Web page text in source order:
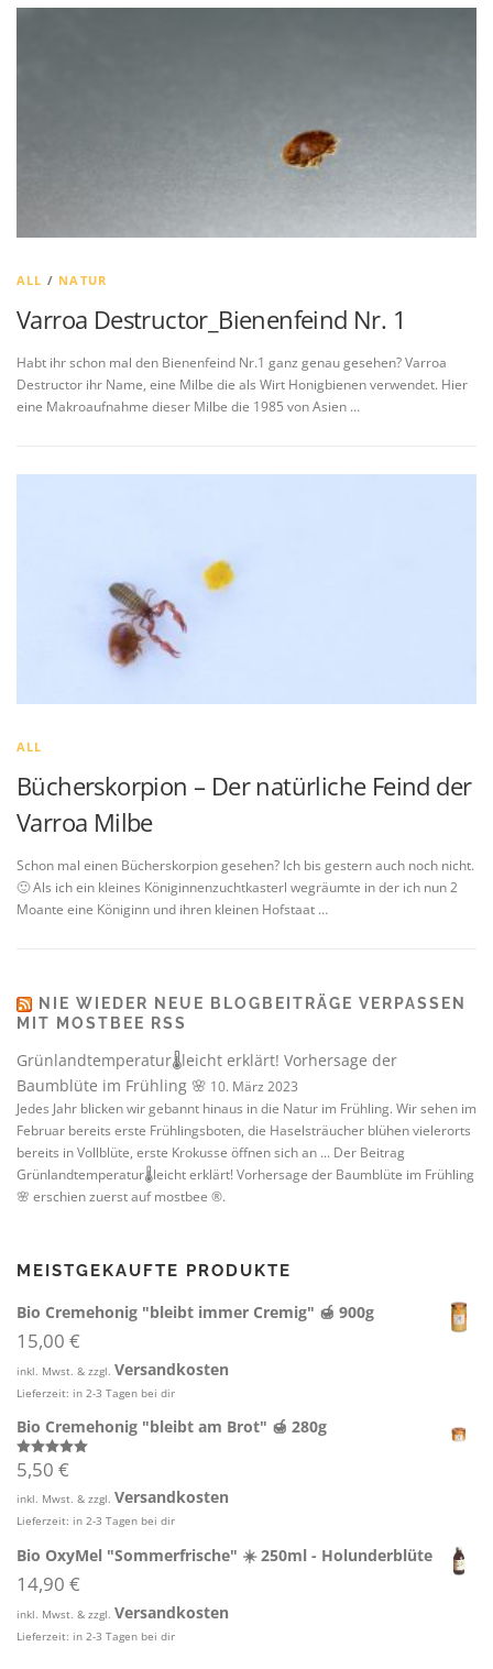
ALL / NATUR
Varroa Destructor_Bienenfeind Nr. 1
Habt ihr schon mal den Bienenfeind Nr.1 ganz genau gesehen? Varroa
Destructor ihr Name, eine Milbe die als Wirt Honigbienen verwendet. Hier
eine Makroaufnahme dieser Milbe die 1985 von Asien …
ALL
Bücherskorpion – Der natürliche Feind der
Varroa Milbe
Schon mal einen Bücherskorpion gesehen? Ich bis gestern auch noch nicht.
🙂 Als ich ein kleines Königinnenzuchtkasterl wegräumte in der ich nun 2
Moante eine Königinn und ihren kleinen Hofstaat …
NIE WIEDER NEUE BLOGBEITRÄGE VERPASSEN
MIT MOSTBEE RSS
Grünlandtemperatur🌡️leicht erklärt! Vorhersage der
Baumblüte im Frühling 🌸 10. März 2023
Jedes Jahr blicken wir gebannt hinaus in die Natur im Frühling. Wir sehen im
Februar bereits erste Frühlingsboten, die Haselsträucher blühen vielerorts
bereits in Vollblüte, erste Krokusse öffnen sich an ... Der Beitrag
Grünlandtemperatur🌡️leicht erklärt! Vorhersage der Baumblüte im Frühling
🌸 erschien zuerst auf mostbee ®.
MEISTGEKAUFTE PRODUKTE
Bio Cremehonig "bleibt immer Cremig" 🍯 900g
15,00 €
inkl. Mwst. & zzgl. Versandkosten
Lieferzeit: in 2-3 Tagen bei dir
Bio Cremehonig "bleibt am Brot" 🍯 280g
Bewertet mit
5.00von 5
5,50 €
inkl. Mwst. & zzgl. Versandkosten
Lieferzeit: in 2-3 Tagen bei dir
Bio OxyMel "Sommerfrische" ☀️ 250ml - Holunderblüte
14,90 €
inkl. Mwst. & zzgl. Versandkosten
Lieferzeit: in 2-3 Tagen bei dir